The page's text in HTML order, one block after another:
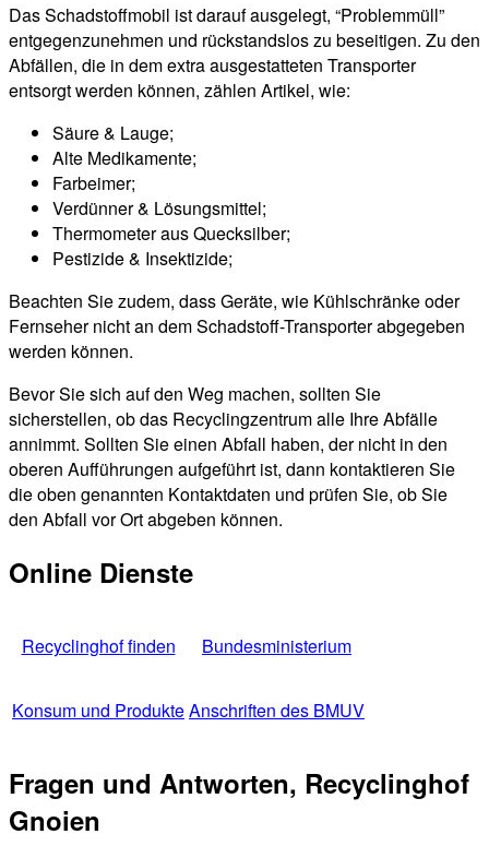
Das Schadstoffmobil ist darauf ausgelegt, “Problemmüll”
entgegenzunehmen und rückstandslos zu beseitigen. Zu den
Abfällen, die in dem extra ausgestatteten Transporter
entsorgt werden können, zählen Artikel, wie:
Säure & Lauge;
Alte Medikamente;
Farbeimer;
Verdünner & Lösungsmittel;
Thermometer aus Quecksilber;
Pestizide & Insektizide;
Beachten Sie zudem, dass Geräte, wie Kühlschränke oder
Fernseher nicht an dem Schadstoff-Transporter abgegeben
werden können.
Bevor Sie sich auf den Weg machen, sollten Sie
sicherstellen, ob das Recyclingzentrum alle Ihre Abfälle
annimmt. Sollten Sie einen Abfall haben, der nicht in den
oberen Aufführungen aufgeführt ist, dann kontaktieren Sie
die oben genannten Kontaktdaten und prüfen Sie, ob Sie
den Abfall vor Ort abgeben können.
Online Dienste
Recyclinghof finden Bundesministerium
Konsum und ProdukteAnschriften des BMUV
Fragen und Antworten, Recyclinghof
Gnoien